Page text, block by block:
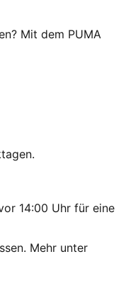
Mit dem PUMA
verstellbare
verschiedenen
Gewebes
des
14:00 Uhr für eine
Mehr unter